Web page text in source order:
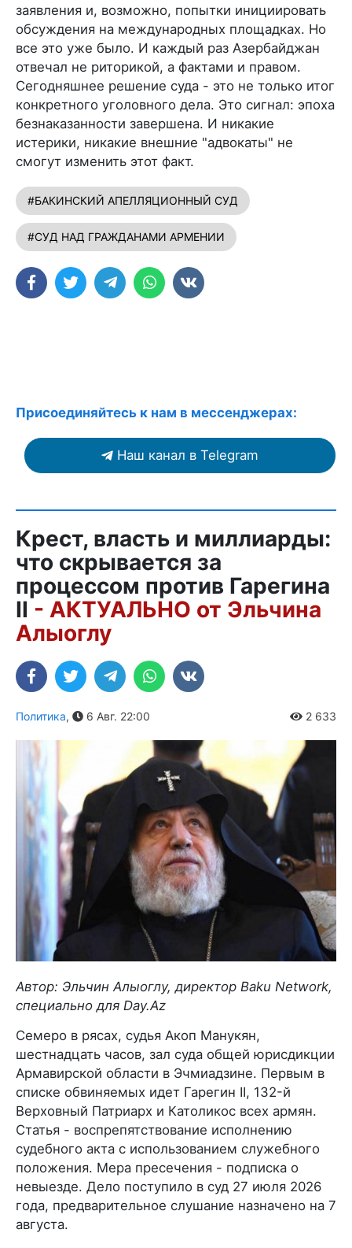
заявления и, возможно, попытки инициировать
обсуждения на международных площадках. Но
все это уже было. И каждый раз Азербайджан
отвечал не риторикой, а фактами и правом.
Сегодняшнее решение суда - это не только итог
конкретного уголовного дела. Это сигнал: эпоха
безнаказанности завершена. И никакие
истерики, никакие внешние "адвокаты" не
смогут изменить этот факт.
#БАКИНСКИЙ АПЕЛЛЯЦИОННЫЙ СУД
#СУД НАД ГРАЖДАНАМИ АРМЕНИИ
Присоединяйтесь к нам в мессенджерах:
Наш канал в Telegram
Крест, власть и миллиарды:
что скрывается за
процессом против Гарегина
II - АКТУАЛЬНО от Эльчина
Алыоглу
Политика, 6 Авг. 22:00 2 633
Автор: Эльчин Алыоглу, директор Baku Network,
специально для Day.Az
Семеро в рясах, судья Акоп Манукян,
шестнадцать часов, зал суда общей юрисдикции
Армавирской области в Эчмиадзине. Первым в
списке обвиняемых идет Гарегин II, 132-й
Верховный Патриарх и Католикос всех армян.
Статья - воспрепятствование исполнению
судебного акта с использованием служебного
положения. Мера пресечения - подписка о
невыезде. Дело поступило в суд 27 июля 2026
года, предварительное слушание назначено на 7
августа.